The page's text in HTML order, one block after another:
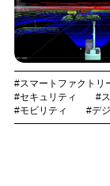
#スマートファクトリ
#セキュリティ
#
#モビリティ
#デ